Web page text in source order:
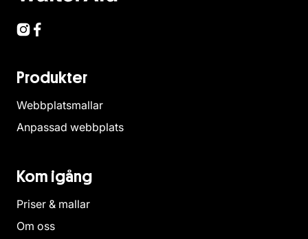
Produkter
Webbplatsmallar
Anpassad webbplats
Kom igång
Priser & mallar
Om oss